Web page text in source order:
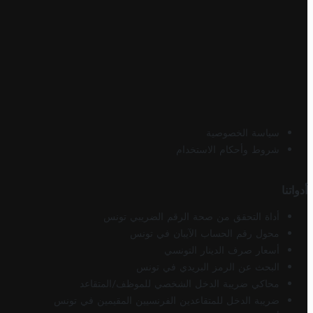
سياسة الخصوصية
شروط وأحكام الاستخدام
أدواتنا
أداة التحقق من صحة الرقم الضريبي تونس
محول رقم الحساب الآيبان في تونس
أسعار صرف الدينار التونسي
البحث عن الرمز البريدي في تونس
محاكي ضريبة الدخل الشخصي للموظف/المتقاعد
ضريبة الدخل للمتقاعدين الفرنسيين المقيمين في تونس